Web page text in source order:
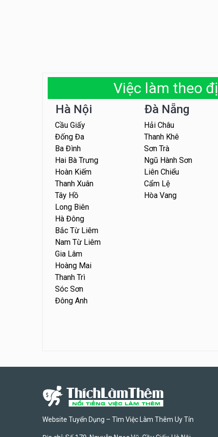
Việc làm theo
Hà Nội
Cầu Giấy
Đống Đa
Ba Đình
Hai Bà Trưng
Hoàn Kiếm
Thanh Xuân
Tây Hồ
Long Biên
Hà Đông
Bắc Từ Liêm
Nam Từ Liêm
Gia Lâm
Hoàng Mai
Thanh Trì
Sóc Sơn
Đông Anh
Đà Nẵng
Hải Châu
Thanh Khê
Sơn Trà
Ngũ Hành Sơn
Liên Chiểu
Cẩm Lệ
Hòa Vang
Website Tuyển Dụng – Tìm Việc Làm Thêm Uy Tín